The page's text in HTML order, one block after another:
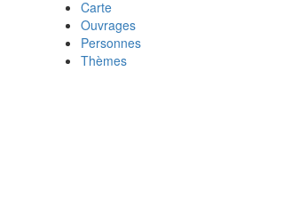
Carte
Ouvrages
Personnes
Thèmes